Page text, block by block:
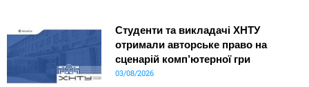
Студенти та викладачі ХНТУ
отримали авторське право на
сценарій комп’ютерної гри
03/08/2026